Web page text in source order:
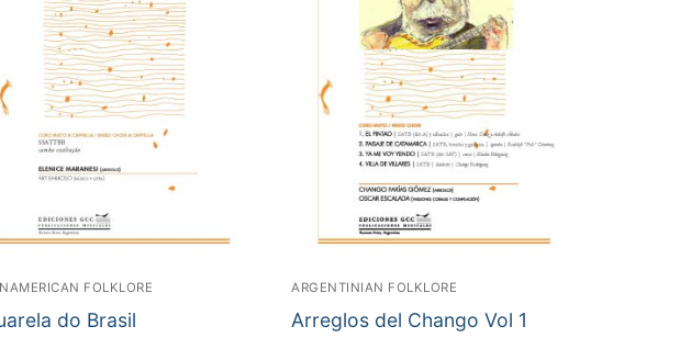
FOLKLORE
do Brasil
ARGENTINIAN FOLKLORE
Arreglos del Chango Vol 1